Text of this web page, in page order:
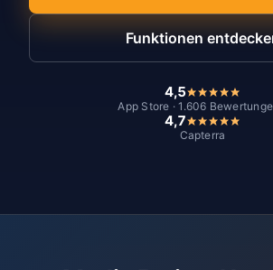
Funktionen
4,5
App Store · 1.606
4,7
Capterra